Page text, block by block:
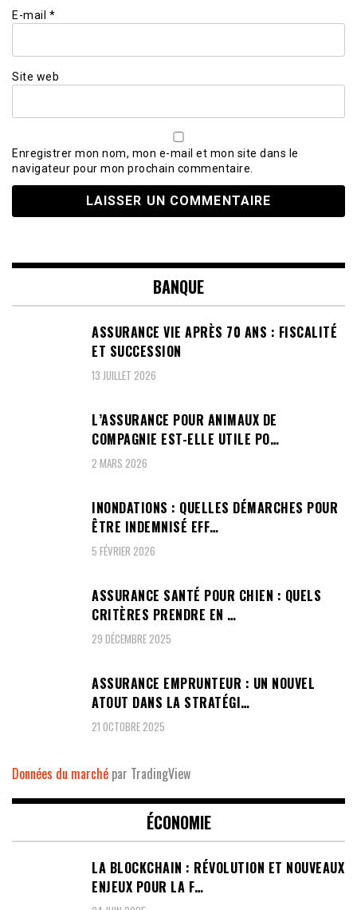
E-mail *
Site web
Enregistrer mon nom, mon e-mail et mon site dans le
navigateur pour mon prochain commentaire.
BANQUE
ASSURANCE VIE APRÈS 70 ANS : FISCALITÉ
ET SUCCESSION
13 JUILLET 2026
L’ASSURANCE POUR ANIMAUX DE
COMPAGNIE EST-ELLE UTILE PO…
2 MARS 2026
INONDATIONS : QUELLES DÉMARCHES POUR
ÊTRE INDEMNISÉ EFF…
5 FÉVRIER 2026
ASSURANCE SANTÉ POUR CHIEN : QUELS
CRITÈRES PRENDRE EN …
29 DÉCEMBRE 2025
ASSURANCE EMPRUNTEUR : UN NOUVEL
ATOUT DANS LA STRATÉGI…
21 OCTOBRE 2025
Données du marché par TradingView
ÉCONOMIE
LA BLOCKCHAIN : RÉVOLUTION ET NOUVEAUX
ENJEUX POUR LA F…